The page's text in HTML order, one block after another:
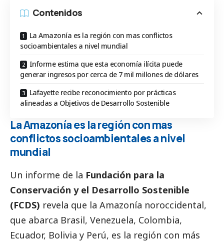
Contenidos
La Amazonía es la región con mas conflictos
socioambientales a nivel mundial
Informe estima que esta economía ilícita puede
generar ingresos por cerca de 7 mil millones de dólares
Lafayette recibe reconocimiento por prácticas
alineadas a Objetivos de Desarrollo Sostenible
La Amazonía es la región con mas
conflictos socioambientales a nivel
mundial
Un informe de la Fundación para la
Conservación y el Desarrollo Sostenible
(FCDS) revela que la Amazonía noroccidental,
que abarca Brasil, Venezuela, Colombia,
Ecuador, Bolivia y Perú, es la región con más